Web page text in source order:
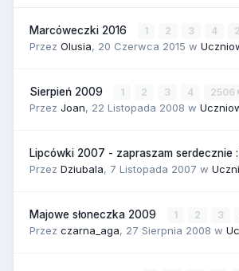
Marcóweczki 2016 1 2 3 4
Przez Olusia, 20 Czerwca 2015 w
Sierpień 2009 1 2 3 4 2506
Przez Joan, 22 Listopada 2008 w
Lipcówki 2007 - zapraszam serdecznie
Przez Dziubala, 7 Listopada 2007 w
Majowe słoneczka 2009 1 2 3
Przez czarna_aga, 27 Sierpnia 2008 w